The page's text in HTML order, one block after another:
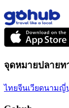
จุดหมายปลายท
ไทยจีนเวียดนามญี่